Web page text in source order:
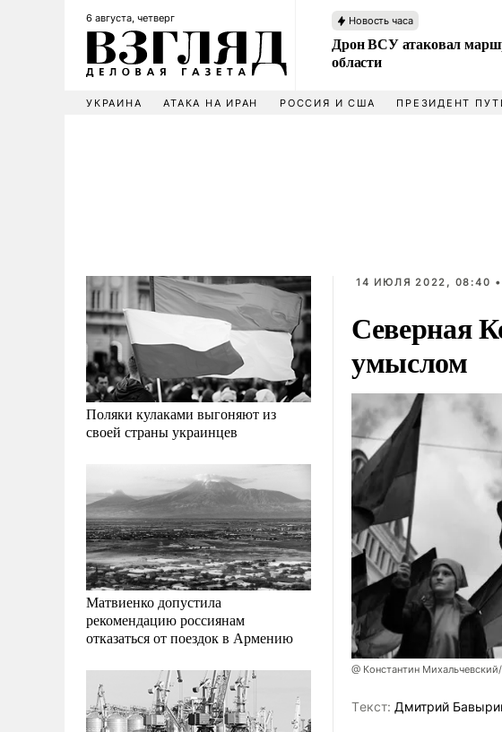
6 августа, четверг Новость часа
Дрон ВСУ атаковал
области
УКРАИНА АТАКА НА ИРАН РОССИЯ И США ПРЕЗИДЕНТ
Поляки кулаками выгоняют из
своей страны украинцев
Матвиенко допустила
рекомендацию россиянам
отказаться от поездок в Армению
14 ИЮЛЯ 2022, 08:40 •
Северная
умыслом
@ Константин
Tекст: Дмитрий